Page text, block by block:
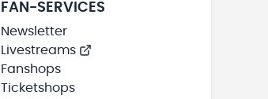
FAN-SERVICES
Newsletter
Livestreams
Fanshops
Ticketshops